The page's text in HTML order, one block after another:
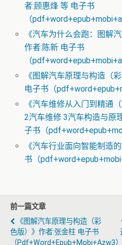
者:顾惠烽 等 电子书
（
《汽车为什么会跑：图解
作者:陈新 电子书
（
《图解汽车原理与构造（
电子书（
《汽车维修从入门到精通
2汽车维修 3汽车构造与原
子书（
《汽车行业面向智能制造
书（
前一篇文章
《图解汽车原理与构造（彩
色版）》作者:张金柱 电子书
（pdf+word+epub+mobi+azw3）